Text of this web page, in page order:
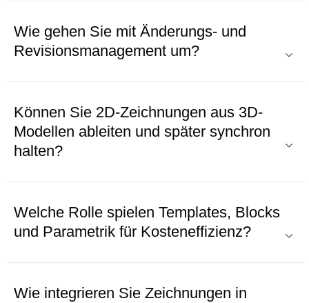
Wie gehen Sie mit Änderungs- und
Revisionsmanagement um?
Können Sie 2D-Zeichnungen aus 3D-
Modellen ableiten und später synchron
halten?
Welche Rolle spielen Templates, Blocks
und Parametrik für Kosteneffizienz?
Wie integrieren Sie Zeichnungen in